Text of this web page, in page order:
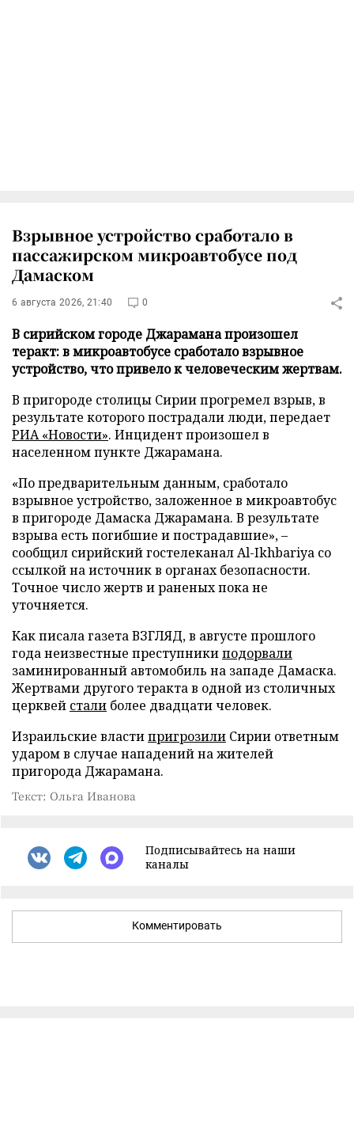
Взрывное устройство сработало в
пассажирском микроавтобусе под
Дамаском
6 августа 2026, 21:40 0
В сирийском городе Джарамана произошел
теракт: в микроавтобусе сработало взрывное
устройство, что привело к человеческим жертвам.
В пригороде столицы Сирии прогремел взрыв, в
результате которого пострадали люди, передает
РИА «Новости». Инцидент произошел в
населенном пункте Джарамана.
«По предварительным данным, сработало
взрывное устройство, заложенное в микроавтобус
в пригороде Дамаска Джарамана. В результате
взрыва есть погибшие и пострадавшие», –
сообщил сирийский гостелеканал Al-Ikhbariya со
ссылкой на источник в органах безопасности.
Точное число жертв и раненых пока не
уточняется.
Как писала газета ВЗГЛЯД, в августе прошлого
года неизвестные преступникиподорвали
заминированный автомобиль на западе Дамаска.
Жертвами другого теракта в одной из столичных
церквей стали более двадцати человек.
Израильские властипригрозили Сирии ответным
ударом в случае нападений на жителей
пригорода Джарамана.
Текст: Ольга Иванова
Подписывайтесь на наши
каналы
Комментировать